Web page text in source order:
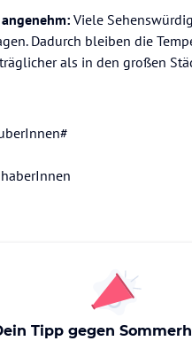
Viele
Dadurch bleiben die
als in den großen
Tipp gegen